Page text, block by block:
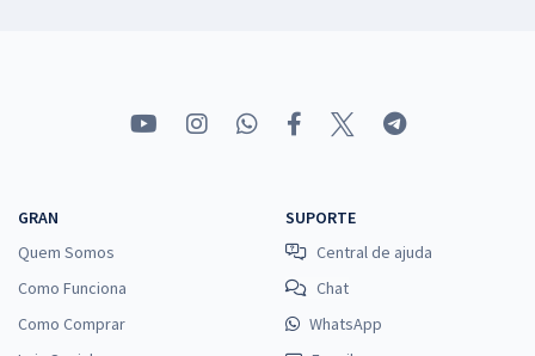
GRAN
Quem Somos
Como Funciona
Como Comprar
SUPORTE
Central de ajuda
Chat
WhatsApp